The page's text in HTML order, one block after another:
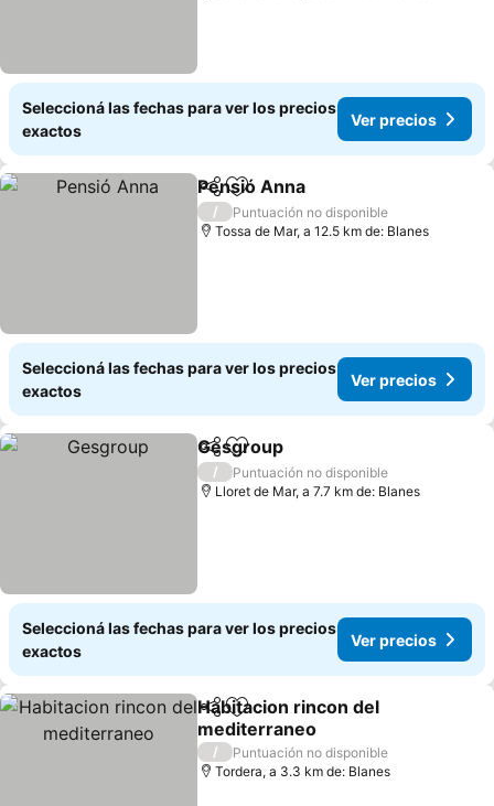
Seleccioná las fechas para ver los precios
exactos
Ver precios
CompartirAñadir a favoritos
Pensió Anna
/
Puntuación no disponible
Tossa de Mar, a 12.5 km de: Blanes
Seleccioná las fechas para ver los precios
exactos
Ver precios
CompartirAñadir a favoritos
Gesgroup
/
Puntuación no disponible
Lloret de Mar, a 7.7 km de: Blanes
Seleccioná las fechas para ver los precios
exactos
Ver precios
CompartirAñadir a favoritos
Habitacion rincon del
mediterraneo
Ver precios
/
Puntuación no disponible
Tordera, a 3.3 km de: Blanes